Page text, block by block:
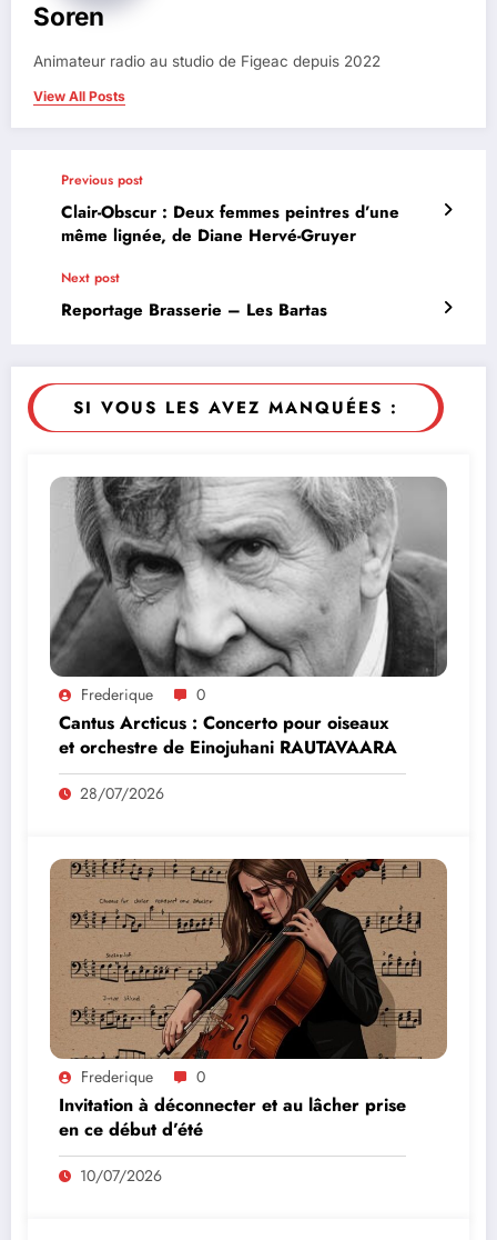
Soren
Animateur radio au studio de Figeac depuis 2022
View All Posts
Previous post
Clair-Obscur : Deux femmes peintres d’une
même lignée, de Diane Hervé-Gruyer
Next post
Reportage Brasserie – Les Bartas
SI VOUS LES AVEZ MANQUÉES :
Frederique 0
Cantus Arcticus : Concerto pour oiseaux
et orchestre de Einojuhani RAUTAVAARA
28/07/2026
Frederique 0
Invitation à déconnecter et au lâcher prise
en ce début d’été
10/07/2026